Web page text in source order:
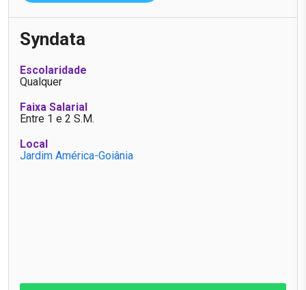
Syndata
Escolaridade
Qualquer
Faixa Salarial
Entre 1 e 2 S.M.
Local
Jardim América-Goiânia